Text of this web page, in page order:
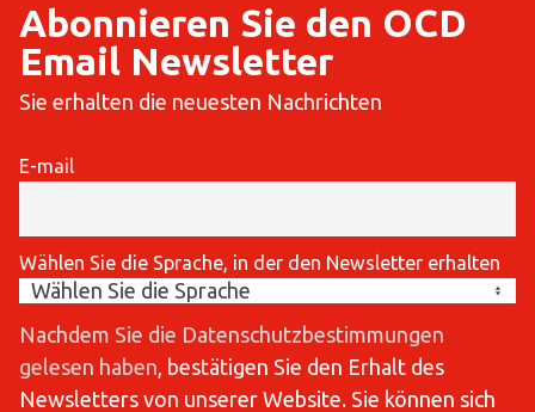
Abonnieren Sie den OCD
Email Newsletter
Sie erhalten die neuesten Nachrichten
E-mail
Wählen Sie die Sprache, in der den Newsletter erhalten
Nachdem Sie die Datenschutzbestimmungen
gelesen haben , bestätigen Sie den Erhalt des
Newsletters von unserer Website. Sie können sich